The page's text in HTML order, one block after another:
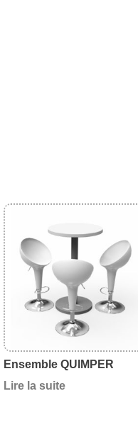
Ensemble QUIMPER
Lire la suite